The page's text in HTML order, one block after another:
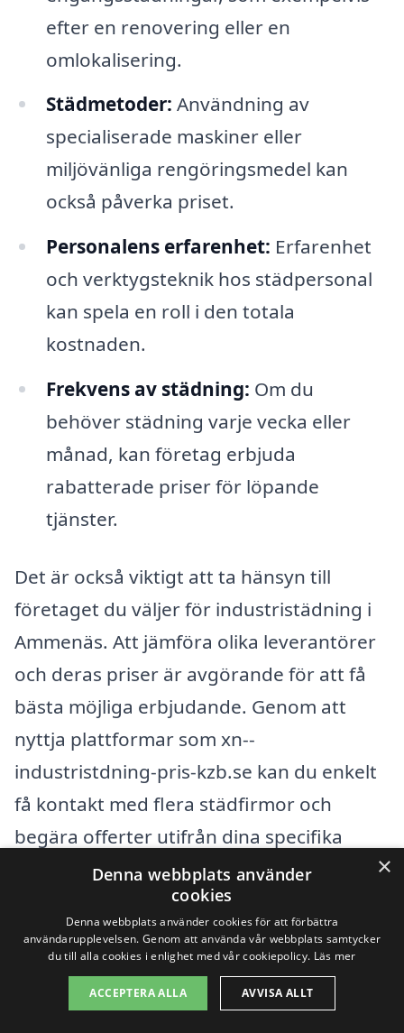
efter en renovering eller en
omlokalisering.
Städmetoder: Användning av
specialiserade maskiner eller
miljövänliga rengöringsmedel kan
också påverka priset.
Personalens erfarenhet: Erfarenhet
och verktygsteknik hos städpersonal
kan spela en roll i den totala
kostnaden.
Frekvens av städning: Om du
behöver städning varje vecka eller
månad, kan företag erbjuda
rabatterade priser för löpande
tjänster.
Det är också viktigt att ta hänsyn till
företaget du väljer för industristädning i
Ammenäs. Att jämföra olika leverantörer
och deras priser är avgörande för att få
bästa möjliga erbjudande. Genom att
nyttja plattformar som xn--
industristdning-pris-kzb.se kan du enkelt
få kontakt med flera städfirmor och
begära offerter utifrån dina specifika
behov. Detta gör det lättare att hitta en
lösning som passar din budget och dina
krav.
Genom att ha en klar bild av dessa
×
Denna webbplats använder
cookies
Denna webbplats använder cookies för att förbättra
användarupplevelsen. Genom att använda vår webbplats samtycker
du till alla cookies i enlighet med vår cookiepolicy. Läs mer
ACCEPTERA ALLA AVVISA ALLT